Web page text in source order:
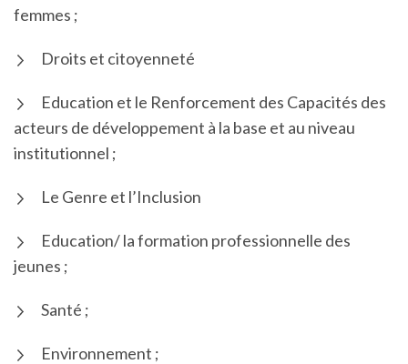
femmes ;
Droits et citoyenneté
Education et le Renforcement des Capacités des
acteurs de développement à la base et au niveau
institutionnel ;
Le Genre et l’Inclusion
Education/ la formation professionnelle des
jeunes ;
Santé ;
Environnement ;